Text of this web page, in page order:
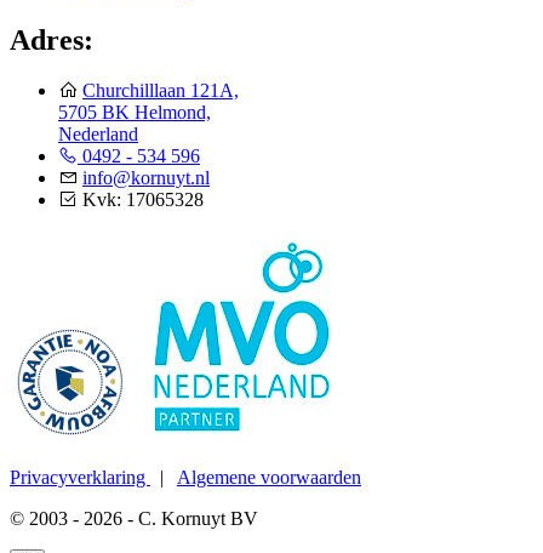
Adres:
Churchilllaan 121A,
5705 BK Helmond,
Nederland
0492 - 534 596
info@kornuyt.nl
Kvk: 17065328
Privacyverklaring
Algemene voorwaarden
© 2003 - 2026 - C. Kornuyt BV